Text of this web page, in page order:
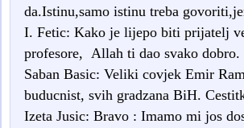
da.Istinu,samo istinu treba
I. Fetic: Kako je lijepo biti prijatelj
profesore, Allah ti dao svako dobro.
Saban Basic: Veliki covjek Emir
buducnist, svih gradzana BiH.
Izeta Jusic: Bravo : Imamo mi jos